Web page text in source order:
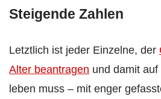
Steigende Zahlen
Letztlich ist jeder Einzelne, der
Alter beantragen und damit
leben muss – mit enger